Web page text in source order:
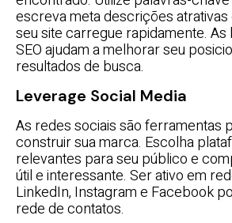
escreva meta descrições atrativas
seu site carregue rapidamente.
SEO ajudam a melhorar seu
resultados de busca.
Leverage Social Media
As redes sociais são ferramentas
construir sua marca. Escolha
relevantes para seu público e
útil e interessante. Ser ativo em
LinkedIn, Instagram e Facebook
rede de contatos.